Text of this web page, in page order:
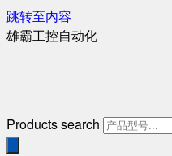
跳转至内容
雄霸工控自动化
Products search